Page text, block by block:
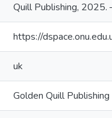
Quill Publishing, 2025.
https://
uk
Golden Quill Publishing